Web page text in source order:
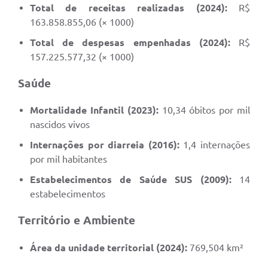
Total de receitas realizadas (2024):R$
163.858.855,06 (× 1000)
Total de despesas empenhadas (2024):R$
157.225.577,32 (× 1000)
Saúde
Mortalidade Infantil (2023):10,34 óbitos por mil
nascidos vivos
Internações por diarreia (2016):1,4 internações
por mil habitantes
Estabelecimentos de Saúde SUS (2009):14
estabelecimentos
Território e Ambiente
Área da unidade territorial (2024): 769,504 km²